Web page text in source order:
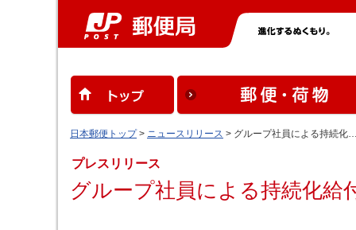
日本郵便トップ> ニュースリリース > グループ社員による持続化…
プレスリリース
グループ社員による持続化給